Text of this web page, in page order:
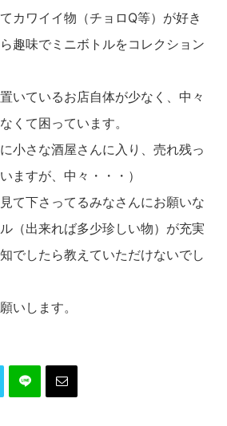
カワイイ物（チョロQ等）が好き
趣味でミニボトルをコレクション
いているお店自体が少なく、中々
くて困っています。
小さな酒屋さんに入り、売れ残っ
ますが、中々・・・）
て下さってるみなさんにお願いな
（出来れば多少珍しい物）が充実
でしたら教えていただけないでし
いします。